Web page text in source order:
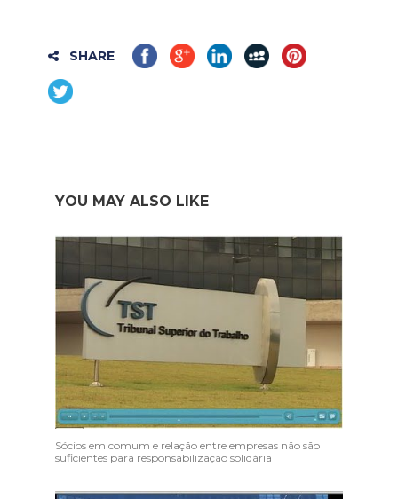
SHARE
YOU MAY ALSO LIKE
Sócios em comum e relação entre empresas não são
suficientes para responsabilização solidária